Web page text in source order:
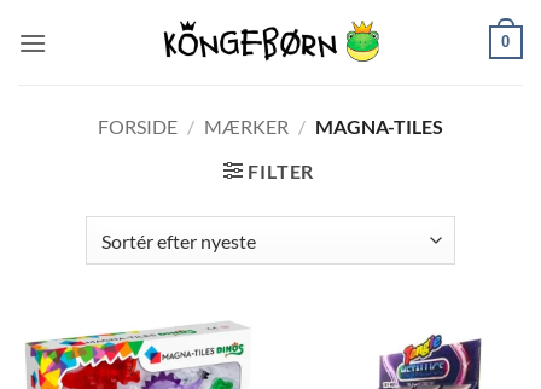
0
FORSIDE / MÆRKER / MAGNA-TILES
FILTER